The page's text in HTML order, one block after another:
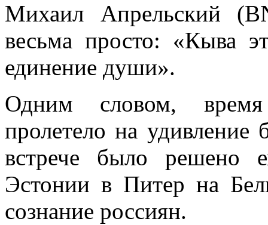
Михаил Апрельский
весьма просто: «Кыва
единение души».
Одним словом,
пролетело на удивление
встрече было решено
Эстонии в Питер на
сознание россиян.